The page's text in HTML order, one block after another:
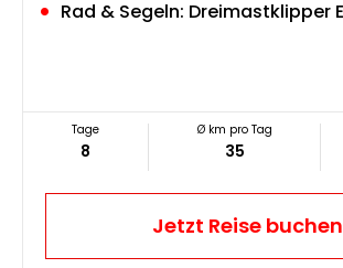
Rad & Segeln: Dreimastklipper
Tage
8
Ø km pro Tag
35
Jetzt Reise buchen